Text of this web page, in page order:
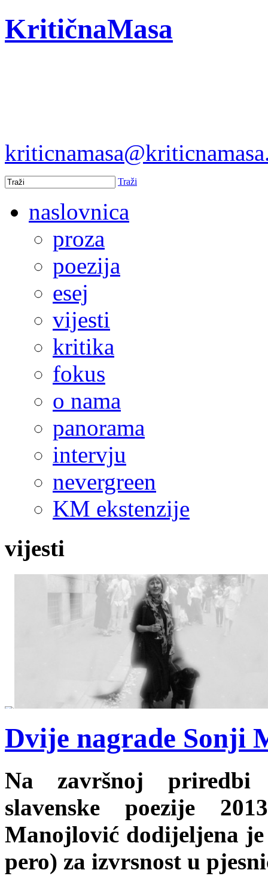
KritičnaMasa
Traži
naslovnica
proza
poezija
esej
vijesti
kritika
fokus
o nama
panorama
intervju
nevergreen
KM ekstenzije
vijesti
Dvije nagrade Sonji
Na završnoj priredbi
slavenske poezije
Manojlović dodijeljena
pero) za izvrsnost u